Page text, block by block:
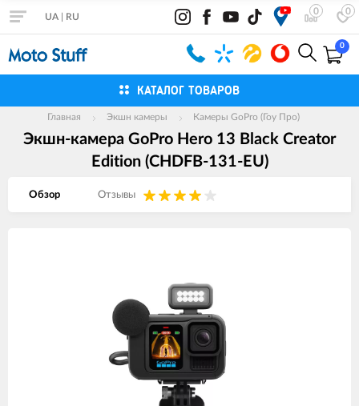
0 0
UA RU
0
КАТАЛОГ ТОВАРОВ
Главная Экшн камеры Камеры GoPro (Гоу Про)
Экшн-камера GoPro Hero 13 Black Creator
Edition (CHDFB-131-EU)
Обзор Отзывы